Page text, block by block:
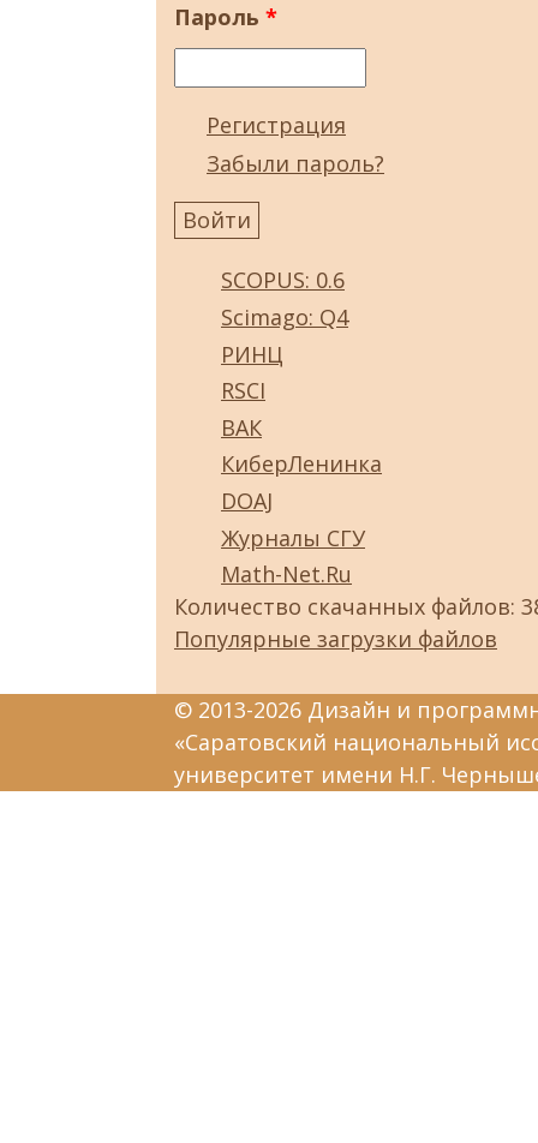
Пароль *
Регистрация
Забыли пароль?
SCOPUS: 0.6
Scimago: Q4
РИНЦ
RSCI
ВАК
КиберЛенинка
DOAJ
Журналы СГУ
Math-Net.Ru
Количество скачанных файлов:
Популярные загрузки файлов
© 2013-2026 Дизайн и
«Саратовский национальный
университет имени Н.Г.